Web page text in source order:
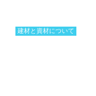
の管を抜くのに使
使うボイドチュー
用いられる、塩化
ル管などがありま
ーブ」と呼ぶこと
建材と資材について